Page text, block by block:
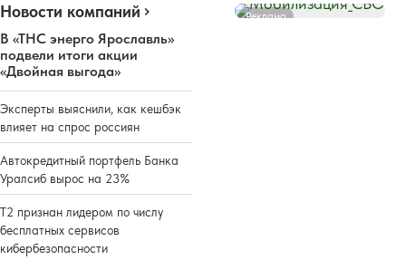
Новости компаний
В «ТНС энерго Ярославль»
подвели итоги акции
«Двойная выгода»
Эксперты выяснили, как кешбэк
влияет на спрос россиян
Автокредитный портфель Банка
Уралсиб вырос на 23%
Т2 признан лидером по числу
бесплатных сервисов
кибербезопасности
Реклама